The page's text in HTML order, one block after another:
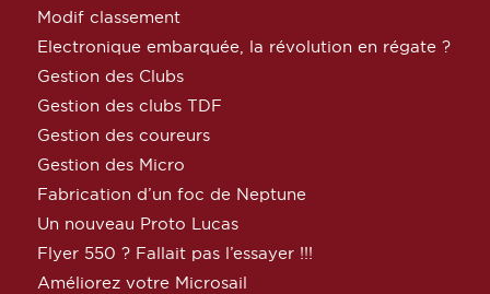
Modif classement
Electronique embarquée, la révolution en régate ?
Gestion des Clubs
Gestion des clubs TDF
Gestion des coureurs
Gestion des Micro
Fabrication d’un foc de Neptune
Un nouveau Proto Lucas
Flyer 550 ? Fallait pas l’essayer !!!
Améliorez votre Microsail